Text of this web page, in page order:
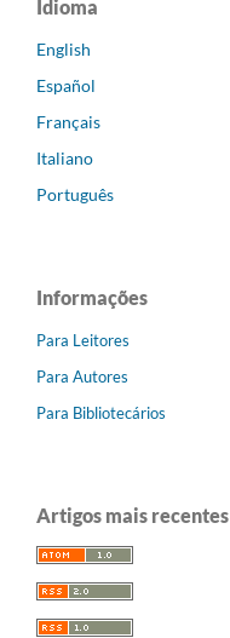
Idioma
English
Español
Français
Italiano
Português
Informações
Para Leitores
Para Autores
Para Bibliotecários
Artigos mais recentes